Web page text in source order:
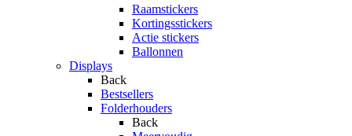
Raamstickers
Kortingsstickers
Actie stickers
Ballonnen
Displays
Back
Bestsellers
Folderhouders
Back